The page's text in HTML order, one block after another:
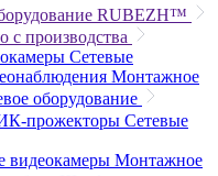
RUBEZH™
с производства
Сетевые
Монтажное
оборудование
прожекторы Сетевые
видеокамеры Монтажное